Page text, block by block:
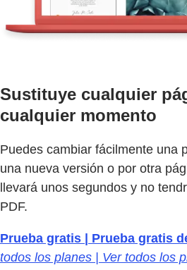
Sustituye cualquier
cualquier momento
Puedes cambiar fácilmente una
una nueva versión o por otra
llevará unos segundos y no
PDF.
Prueba gratis | Prueba gratis
todos los planes | Ver todos los